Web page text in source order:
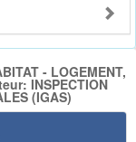
- LOGEMENT,
INSPECTION
(IGAS)